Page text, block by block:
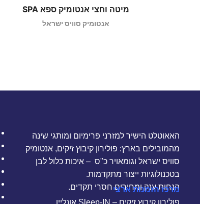
מיטה וחצי אנטומיק ספא SPA
אנטומיק סוויס ישראל
האאוטלט הישיר למזרני פרימיום ומותגי שינה
מהמובילים בארץ: פולירון קיבוץ זיקים, אנטומיק
סוויס ישראל וגומאויר כ"ס – איכות כלול לבן
בטכנולוגיות ייצור מתקדמות.
הנחות ענק ומחירים חסרי תקדים.
מרכז הזמנות ארצי
פולירון קיבוץ זיקים – Sleep-IN אונליין